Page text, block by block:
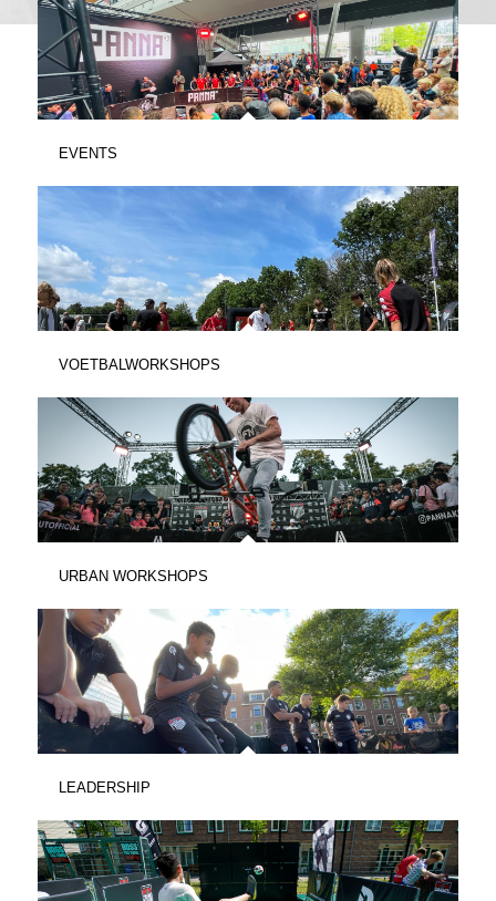
EVENTS
VOETBALWORKSHOPS
URBAN WORKSHOPS
LEADERSHIP